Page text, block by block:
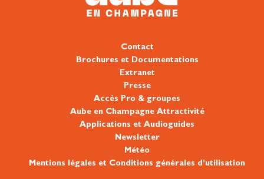
Contact
Brochures et Documentations
Extranet
Presse
Accès Pro & groupes
Aube en Champagne Attractivité
Applications et Audioguides
Newsletter
Météo
Mentions légales et Conditions générales d’utilisation